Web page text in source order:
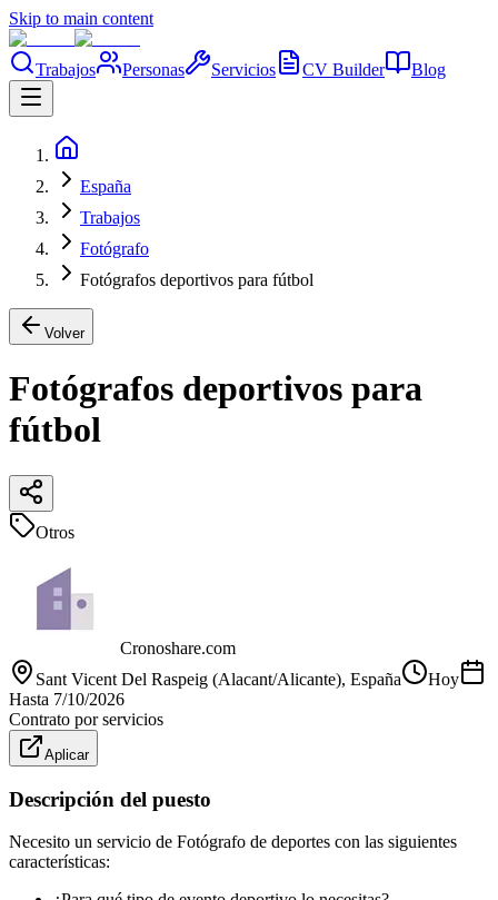
Skip to main content
Trabajos Personas Servicios CV Builder Blog
España
Trabajos
Fotógrafo
Fotógrafos deportivos para fútbol
Volver
Fotógrafos deportivos para
fútbol
Otros
Cronoshare.com
Sant Vicent Del Raspeig (Alacant/Alicante), España
Hoy
Hasta 7/10/2026
Contrato por servicios
Aplicar
Descripción del puesto
Necesito un servicio de Fotógrafo de deportes con las siguientes
características: